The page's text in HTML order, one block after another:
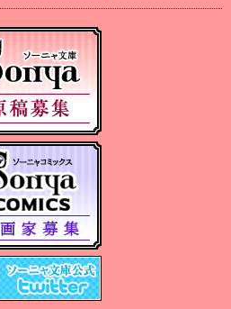
知らせ
知らせ
知らせ
信開始】悪人の恋１、みそっかす
知らせ